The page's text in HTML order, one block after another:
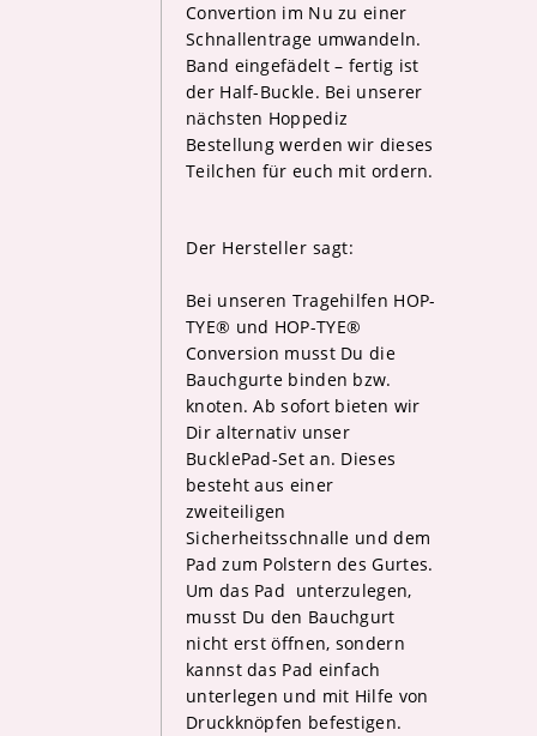
Convertion im Nu zu einer
Schnallentrage umwandeln.
Band eingefädelt – fertig ist
der Half-Buckle. Bei unserer
nächsten Hoppediz
Bestellung werden wir dieses
Teilchen für euch mit ordern.
Der Hersteller sagt:
Bei unseren Tragehilfen HOP-
TYE® und HOP-TYE®
Conversion musst Du die
Bauchgurte binden bzw.
knoten. Ab sofort bieten wir
Dir alternativ unser
BucklePad-Set an. Dieses
besteht aus einer
zweiteiligen
Sicherheitsschnalle und dem
Pad zum Polstern des Gurtes.
Um das Pad unterzulegen,
musst Du den Bauchgurt
nicht erst öffnen, sondern
kannst das Pad einfach
unterlegen und mit Hilfe von
Druckknöpfen befestigen.